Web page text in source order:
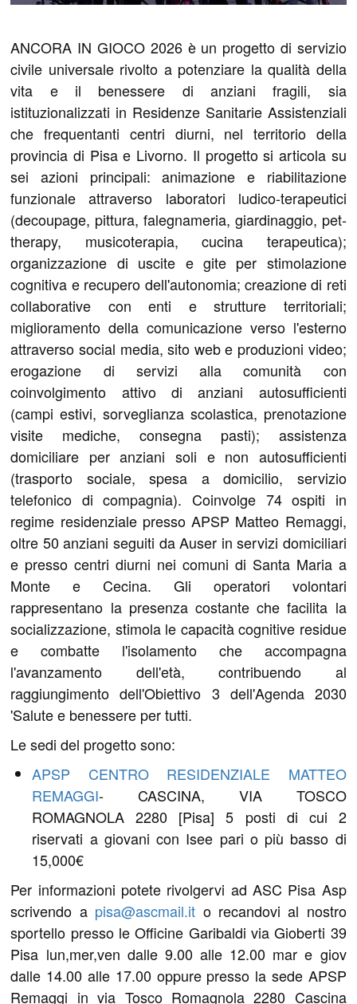
ANCORA IN GIOCO 2026 è un progetto di servizio
civile universale rivolto a potenziare la qualità della
vita e il benessere di anziani fragili, sia
istituzionalizzati in Residenze Sanitarie Assistenziali
che frequentanti centri diurni, nel territorio della
provincia di Pisa e Livorno. Il progetto si articola su
sei azioni principali: animazione e riabilitazione
funzionale attraverso laboratori ludico-terapeutici
(decoupage, pittura, falegnameria, giardinaggio, pet-
therapy, musicoterapia, cucina terapeutica);
organizzazione di uscite e gite per stimolazione
cognitiva e recupero dell'autonomia; creazione di reti
collaborative con enti e strutture territoriali;
miglioramento della comunicazione verso l'esterno
attraverso social media, sito web e produzioni video;
erogazione di servizi alla comunità con
coinvolgimento attivo di anziani autosufficienti
(campi estivi, sorveglianza scolastica, prenotazione
visite mediche, consegna pasti); assistenza
domiciliare per anziani soli e non autosufficienti
(trasporto sociale, spesa a domicilio, servizio
telefonico di compagnia). Coinvolge 74 ospiti in
regime residenziale presso APSP Matteo Remaggi,
oltre 50 anziani seguiti da Auser in servizi domiciliari
e presso centri diurni nei comuni di Santa Maria a
Monte e Cecina. Gli operatori volontari
rappresentano la presenza costante che facilita la
socializzazione, stimola le capacità cognitive residue
e combatte l'isolamento che accompagna
l'avanzamento dell'età, contribuendo al
raggiungimento dell'Obiettivo 3 dell'Agenda 2030
'Salute e benessere per tutti.
Le sedi del progetto sono:
APSP CENTRO RESIDENZIALE MATTEO
REMAGGI- CASCINA, VIA TOSCO
ROMAGNOLA 2280 [Pisa] 5 posti di cui 2
riservati a giovani con Isee pari o più basso di
15,000€
Per informazioni potete rivolgervi ad ASC Pisa Asp
scrivendo a pisa@ascmail.it o recandovi al nostro
sportello presso le Officine Garibaldi via Gioberti 39
Pisa lun,mer,ven dalle 9.00 alle 12.00 mar e giov
dalle 14.00 alle 17.00 oppure presso la sede APSP
Remaggi in via Tosco Romagnola 2280 Cascina